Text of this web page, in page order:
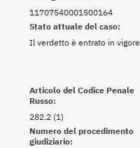
11707540001500164
Stato attuale del caso:
Il verdetto è entrato in vigore
Articolo del Codice Penale
Russo:
282.2 (1)
Numero del procedimento
giudiziario: